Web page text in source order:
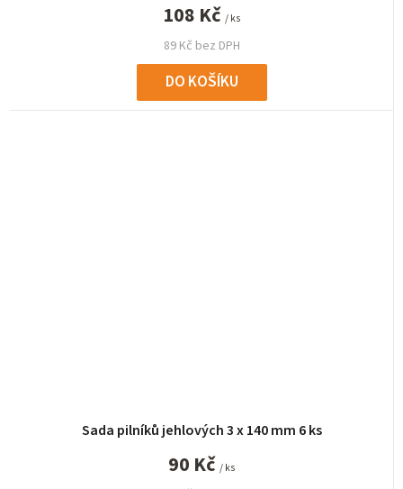
89 Kč bez DPH
108 Kč / ks
DO KOŠÍKU
Sada pilníků jehlových 3 x 140 mm 6 ks
90 Kč / ks